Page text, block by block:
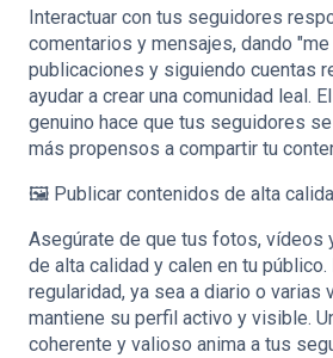
Interactuar con tus seguidores
comentarios y mensajes, dando
publicaciones y siguiendo cuentas
ayudar a crear una comunidad leal.
genuino hace que tus seguidores
más propensos a compartir tu
🖼️ Publicar contenidos de alta
Asegúrate de que tus fotos, vídeos
de alta calidad y calen en tu público.
regularidad, ya sea a diario o varias
mantiene su perfil activo y visible.
coherente y valioso anima a tus